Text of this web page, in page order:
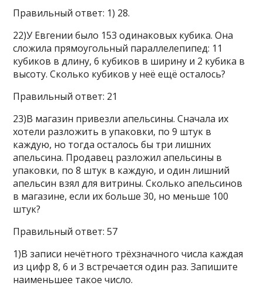
Правильный ответ: 1) 28.
22)У Евгении было 153 одинаковых кубика. Она
сложила прямоугольный параллелепипед: 11
кубиков в длину, 6 кубиков в ширину и 2 кубика в
высоту. Сколько кубиков у неё ещё осталось?
Правильный ответ: 21
23)В магазин привезли апельсины. Сначала их
хотели разложить в упаковки, по 9 штук в
каждую, но тогда осталось бы три лишних
апельсина. Продавец разложил апельсины в
упаковки, по 8 штук в каждую, и один лишний
апельсин взял для витрины. Сколько апельсинов
в магазине, если их больше 30, но меньше 100
штук?
Правильный ответ: 57
1)В записи нечётного трёхзначного числа каждая
из цифр 8, 6 и 3 встречается один раз. Запишите
наименьшее такое число.